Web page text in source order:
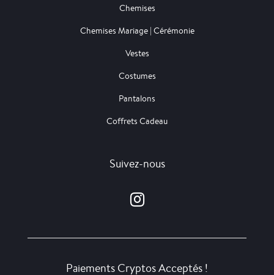
Chemises
Chemises Mariage | Cérémonie
Vestes
Costumes
Pantalons
Coffrets Cadeau
Suivez-nous
Paiements Cryptos Acceptés !